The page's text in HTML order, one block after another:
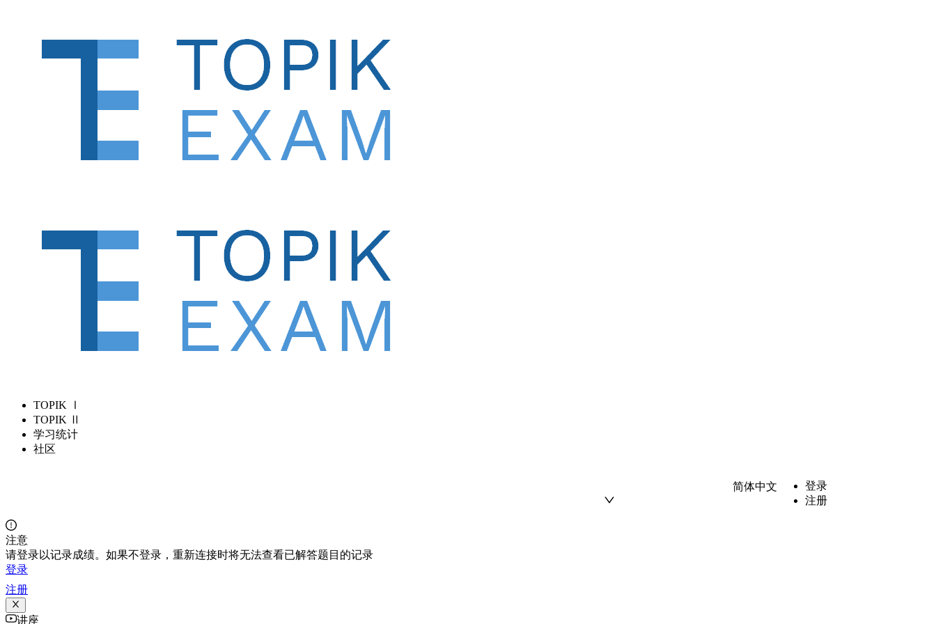
TOPIK Ⅰ
TOPIK Ⅱ
学习统计
社区
简体中文
登录
注册
注意
请登录以记录成绩。如果不登录，重新连接时将无法查看已解答题目的记录
登录
注册
讲座